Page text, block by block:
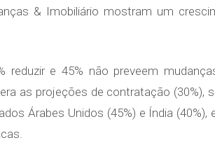
& Imobiliário mostram um
reduzir e 45% não preveem
as projeções de contratação (30%),
Árabes Unidos (45%) e Índia